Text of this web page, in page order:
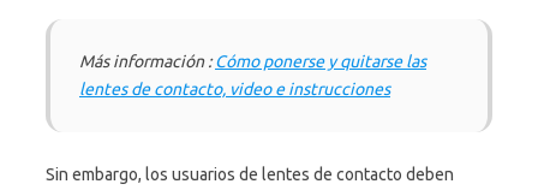
Más información :Cómo ponerse y quitarse las
lentes de contacto, video e instrucciones
Sin embargo, los usuarios de lentes de contacto deben